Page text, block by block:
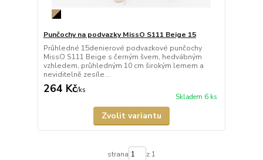
Punčochy na podvazky MissO S111 Beige 15
Průhledné 15denierové podvazkové punčochy
MissO S111 Beige s černým švem, hedvábným
vzhledem, průhledným 10 cm širokým lemem a
neviditelně zesíle...
264 Kč/ks
Skladem 6 ks
Zvolit variantu
strana z 1